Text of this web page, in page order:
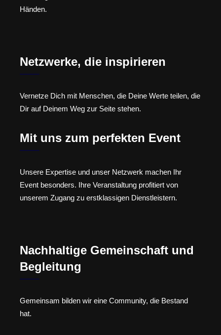
Händen.
Netzwerke, die inspirieren
Vernetze Dich mit Menschen, die Deine Werte teilen, die
Dir auf Deinem Weg zur Seite stehen.
Mit uns zum perfekten Event
Unsere Expertise und unser Netzwerk machen Ihr
Event besonders. Ihre Veranstaltung profitiert von
unserem Zugang zu erstklassigen Dienstleistern.
Nachhaltige Gemeinschaft und
Begleitung
Gemeinsam bilden wir eine Community, die Bestand
hat.